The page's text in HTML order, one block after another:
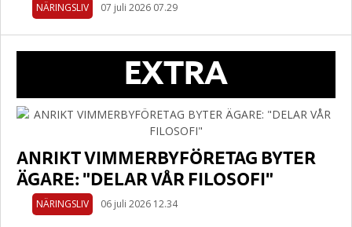
NÄRINGSLIV 07 juli 2026 07.29
EXTRA
ANRIKT VIMMERBYFÖRETAG BYTER
ÄGARE: "DELAR VÅR FILOSOFI"
NÄRINGSLIV 06 juli 2026 12.34